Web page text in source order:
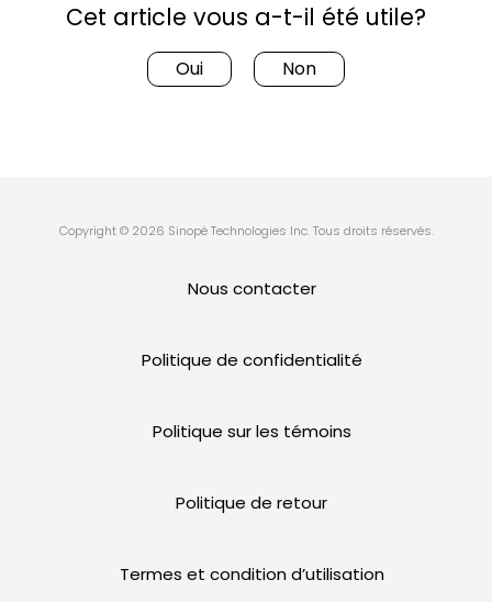
Cet article vous a-t-il été utile?
Oui Non
Copyright © 2026 Sinopé Technologies Inc. Tous droits réservés.
Nous contacter
Politique de confidentialité
Politique sur les témoins
Politique de retour
Termes et condition d’utilisation